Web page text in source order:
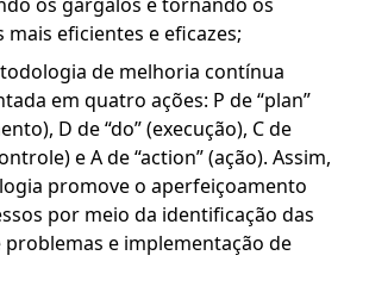
mais eficientes e eficazes;
de melhoria contínua
em quatro ações: P de “plan”
D de “do” (execução), C de
e A de “action” (ação). Assim,
promove o aperfeiçoamento
por meio da identificação das
problemas e implementação de